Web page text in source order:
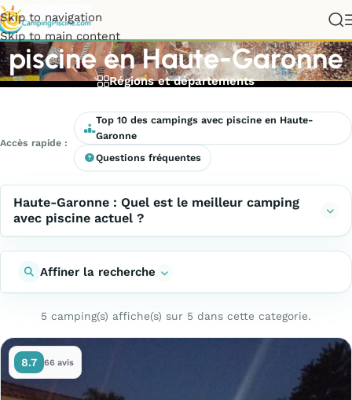
Skip to navigation
Skip to main content
Meilleurs campings avec
piscine en Haute-Garonne
Régions et départements
Accès rapide :
Top 10 des campings avec piscine en Haute-
Garonne
Questions fréquentes
Haute-Garonne : Quel est le meilleur camping
avec piscine actuel ?
Affiner la recherche
5 camping(s) affiche(s) sur 5 dans cette categorie.
8.7 66 avis